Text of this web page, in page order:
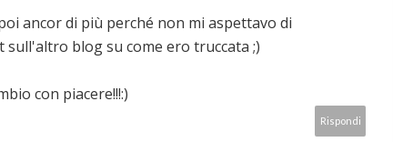
ancor di più perché non mi aspettavo di
sull'altro blog su come ero truccata ;)
con piacere!!!:)
Rispondi